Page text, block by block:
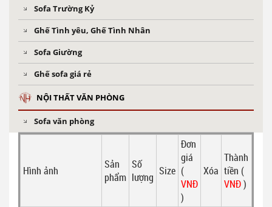
Sofa Trường Kỷ
Ghế Tình yêu, Ghế Tình Nhân
Sofa Giường
Ghế sofa giá rẻ
NỘI THẤT VĂN PHÒNG
Sofa văn phòng
Hình ảnh
Sản
phẩm
Số
lượng Size
Đơn
giá
(
VNĐ
)
Xóa
Thành
tiền (
VNĐ)